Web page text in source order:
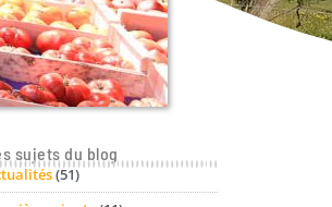
sujets du blog
(51)